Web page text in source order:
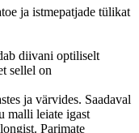
ja istmepatjade tülikat
diivani optiliselt
sellel on
ja värvides. Saadaval
malli leiate igast
Parimate